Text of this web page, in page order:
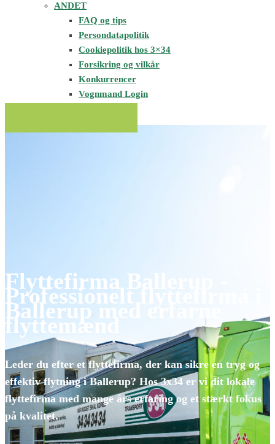
ANDET
FAQ og tips
Persondatapolitik
Cookiepolitik hos 3×34
Forsikring og vilkår
Konkurrencer
Vognmand Login
Flyttefirma Ballerup -
Professionelt flyttefirma i
Ballerup med erfarne
flyttemænd
Leder du efter et flyttefirma, der kan sikre en tryg og
effektiv flytning i Ballerup? Hos 3x34 er vi dit lokale
flyttefirma med mange års erfaring og et stærkt fokus
på kvalitet.